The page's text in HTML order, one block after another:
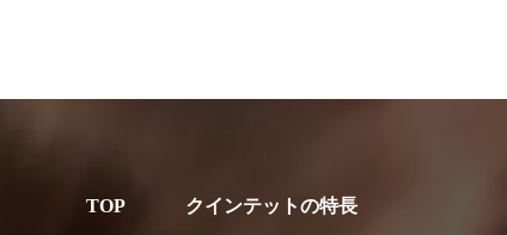
クインテットの特長